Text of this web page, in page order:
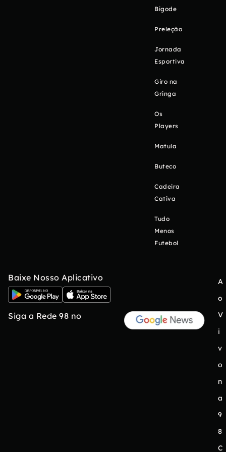
Bigode
Preleção
Jornada
Esportiva
Giro na
Gringa
Os
Players
Matula
Buteco
Cadeira
Cativa
Tudo
Menos
Futebol
Baixe Nosso Aplicativo
Siga a Rede 98 no
A
o
V
i
v
o
n
a
9
8
C